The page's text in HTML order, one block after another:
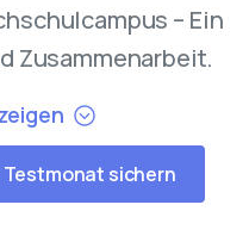
– Ein
Zusammenarbeit.
sichern